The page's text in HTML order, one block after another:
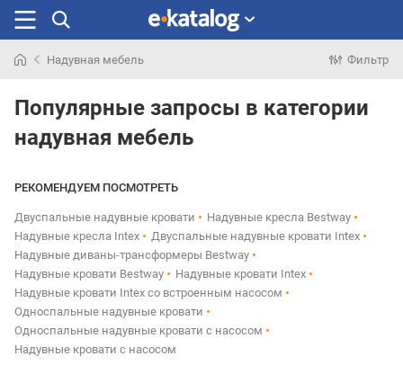
раньше
Надувная мебель Фильтр
Популярные запросы в категории
надувная мебель
РЕКОМЕНДУЕМ ПОСМОТРЕТЬ
Двуспальные надувные кровати
Надувные кресла Bestway
Надувные кресла Intex
Двуспальные надувные кровати Intex
Надувные диваны-трансформеры Bestway
Надувные кровати Bestway
Надувные кровати Intex
Надувные кровати Intex со встроенным насосом
Односпальные надувные кровати
Односпальные надувные кровати с насосом
Надувные кровати с насосом